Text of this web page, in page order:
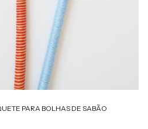
PARA BOLHAS DE SABÃO